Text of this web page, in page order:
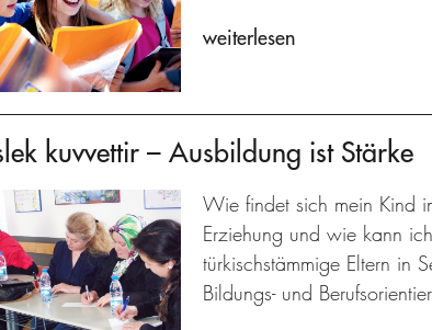
weiterlesen
kuvvettir – Ausbildung ist Stärke
Wie findet sich mein Kind
Erziehung und wie kann
türkischstämmige Eltern in
Bildungs- und